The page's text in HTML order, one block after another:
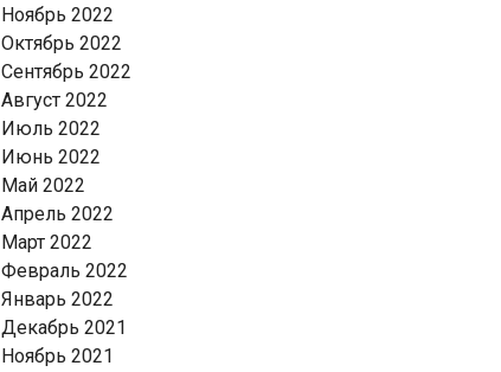
Ноябрь 2022
Октябрь 2022
Сентябрь 2022
Август 2022
Июль 2022
Июнь 2022
Май 2022
Апрель 2022
Март 2022
Февраль 2022
Январь 2022
Декабрь 2021
Ноябрь 2021